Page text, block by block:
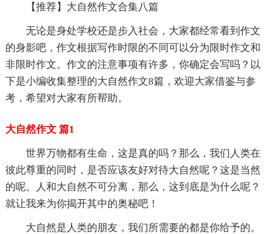
【推荐】大自然作文合集八篇
无论是身处学校还是步入社会，大家都经常看到作文
的身影吧，作文根据写作时限的不同可以分为限时作文和
非限时作文。作文的注意事项有许多，你确定会写吗？以
下是小编收集整理的大自然作文8篇，欢迎大家借鉴与参
考，希望对大家有所帮助。
大自然作文 篇1
世界万物都有生命，这是真的吗？那么，我们人类在
彼此尊重的同时，是否应该友好对待大自然呢？这是当然
的呢。人和大自然不可分离，那么，这到底是为什么呢？
就让我来为你揭开其中的奥秘吧！
大自然是人类的朋友，我们所需要的都是你给予的。